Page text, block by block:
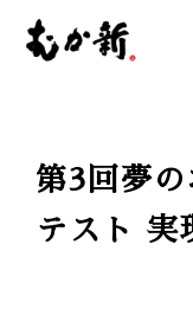
第3回夢
テスト